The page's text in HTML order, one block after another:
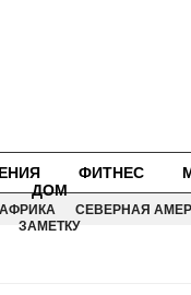
ФИТНЕС
ДОМ
АФРИКА СЕВЕРНАЯ
ЗАМЕТКУ